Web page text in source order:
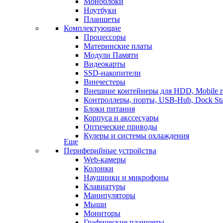
Ноутбуки
Планшеты
Комплектующие
Процессоры
Материнские платы
Модули Памяти
Видеокарты
SSD-накопители
Винчестеры
Внешние контейнеры для HDD, Mobile
Контроллеры, порты, USB-Hub, Dock
Блоки питания
Корпуса и акссесуары
Оптические приводы
Кулеры и системы охлаждения
Еще
Периферийные устройства
Web-камеры
Колонки
Наушники и микрофоны
Клавиатуры
Манипуляторы
Мыши
Мониторы